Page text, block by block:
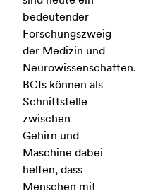
bedeutender
Forschungszweig
der Medizin und
Neurowissenschaften.
BCIs können als
Schnittstelle
zwischen
Gehirn und
Maschine dabei
helfen, dass
Menschen mit